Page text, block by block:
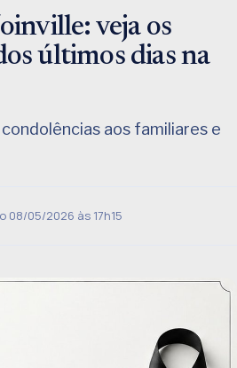
veja os
últimos dias na
aos familiares e
08/05/2026 às 17h15